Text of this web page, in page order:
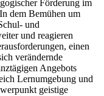
Förderung im
dem Bemühen um
und
und reagieren
einen
verändernde
Angebots
Lernumgebung und
geistige